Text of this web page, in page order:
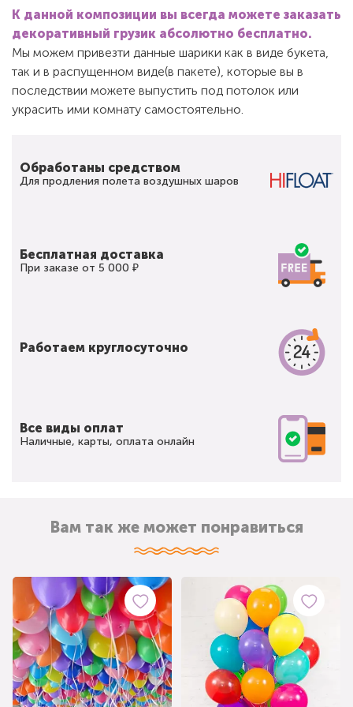
К данной композиции вы всегда можете заказать
декоративный грузик абсолютно бесплатно.
Мы можем привезти данные шарики как в виде букета,
так и в распущенном виде(в пакете), которые вы в
последствии можете выпустить под потолок или
украсить ими комнату самостоятельно.
Обработаны средством
Для продления полета воздушных шаров
Бесплатная доставка
При заказе от 5 000 ₽
Работаем круглосуточно
Все виды оплат
Наличные, карты, оплата онлайн
Вам так же может понравиться